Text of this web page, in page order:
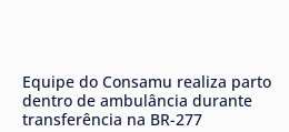
Equipe do Consamu realiza parto
dentro de ambulância durante
transferência na BR-277